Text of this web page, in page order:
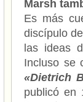
Marsh
Es más
discípulo
las ideas
Incluso se
«Dietrich
publicó en